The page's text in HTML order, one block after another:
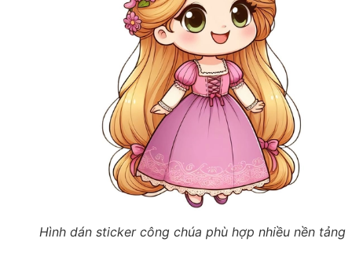
Hình dán sticker công chúa phù hợp nhiều nền tảng